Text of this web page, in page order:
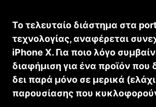
Το τελευταίο διάστημα στα
τεχνολογίας, αναφέρεται
iPhone X. Για ποιο λόγο
διαφήμιση για ένα προϊόν που
δει παρά μόνο σε μερικά
παρουσίασης που